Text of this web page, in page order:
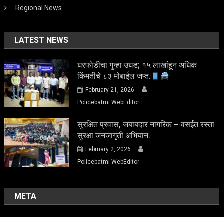
Regional News
LATEST NEWS
घरफोडीचा गुन्हा उघड; १५ लाखांहून अधिक
किंमतीचे ८३ मोबाईल जप्त.
February 21, 2026
Policebatmi WebEditor
सुरक्षित प्रवास, जबाबदार नागरिक – वसईत रस्ता
सुरक्षा जनजागृती अभियान.
February 2, 2026
Policebatmi WebEditor
META